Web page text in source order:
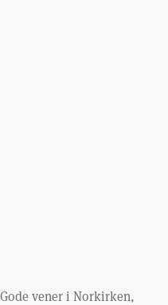
Gode vener i Norkirken,